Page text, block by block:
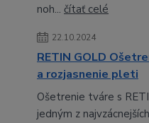
noh... čítať celé
22.10.2024
RETIN GOLD
a rozjasnenie pleti
Ošetrenie tváre s
jedným z